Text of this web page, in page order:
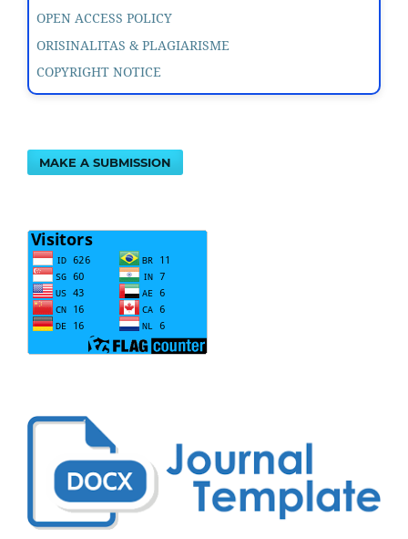
OPEN ACCESS POLICY
ORISINALITAS & PLAGIARISME
COPYRIGHT NOTICE
MAKE A SUBMISSION